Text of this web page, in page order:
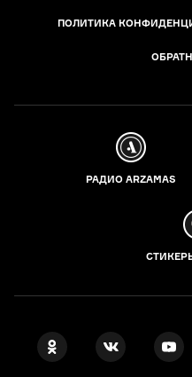
ПОЛИТИКА
РАДИО ARZAMAS